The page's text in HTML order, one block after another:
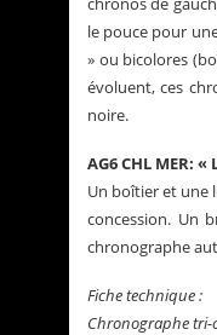
le pouce pour
» ou bicolores
évoluent, ces
noire.
AG6 CHL MER:
Un boîtier et une
concession. Un
chronographe
Fiche technique :
Chronographe tri-
de Grégory Pons